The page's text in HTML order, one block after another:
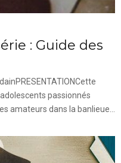
: Guide des
passionnés
amateurs dans la banlieue...